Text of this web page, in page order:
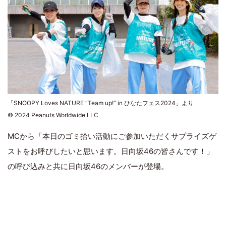
「SNOOPY Loves NATURE “Team up!” in ひなたフェス2024」より
© 2024 Peanuts Worldwide LLC
MCから「本日のゴミ拾い活動にご参加いただくサプライズゲ
ストをお呼びしたいと思います。日向坂46の皆さんです！」
の呼び込みと共に日向坂46のメンバーが登場。